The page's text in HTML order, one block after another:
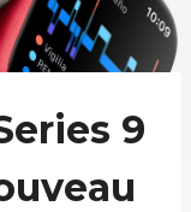
9